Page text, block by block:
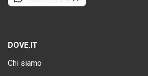
DOVE.IT
Chi siamo